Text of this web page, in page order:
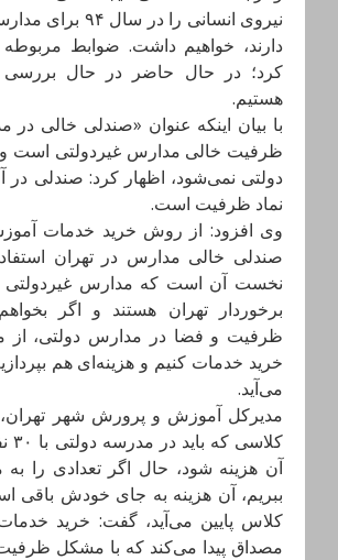
نیروی انسانی را در
دارند، خواهیم داشت. ضوابط مربوطه
کرد؛ در حال حاضر در حال بررسی
هستیم.
با بیان اینکه عنوان «صندلی خالی در
ظرفیت خالی مدارس غیردولتی
دولتی نمی‌شود، اظهار کرد: صندلی
نماد ظرفیت است.
وی افزود: از روش خرید خدمات
صندلی خالی مدارس در تهران
نخست آن است که مدارس غیردولتی
برخوردار تهران هستند و اگر
ظرفیت و فضا در مدارس دولتی، از
خرید خدمات کنیم و هزینه‌ای هم
می‌آید.
مدیرکل آموزش و پرورش شهر تهران،
آن هزینه شود، حال اگر تعدادی را
ببریم، آن هزینه به جای خودش باقی
کلاس پایین می‌آید، گفت: خرید
مصداق پیدا می‌کند که با مشکل